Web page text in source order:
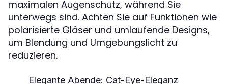
maximalen Augenschutz, während Sie
unterwegs sind. Achten Sie auf Funktionen wie
polarisierte Gläser und umlaufende Designs,
um Blendung und Umgebungslicht zu
reduzieren.
Elegante Abende: Cat-Eye-Eleganz